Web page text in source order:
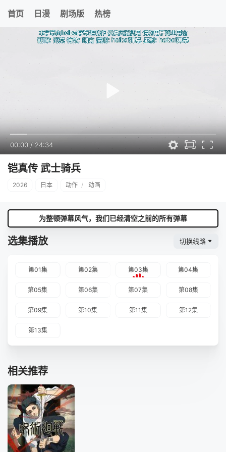
首页 日漫 剧场版 热榜
00:00 / 24:34
铠真传 武士骑兵
2026 日本 动作 / 动画
为整顿弹幕风气，我们已经清空之前的所有弹幕
选集播放 切换线路
第01集 第02集 第03集 第04集
第05集 第06集 第07集 第08集
第09集 第10集 第11集 第12集
第13集
相关推荐